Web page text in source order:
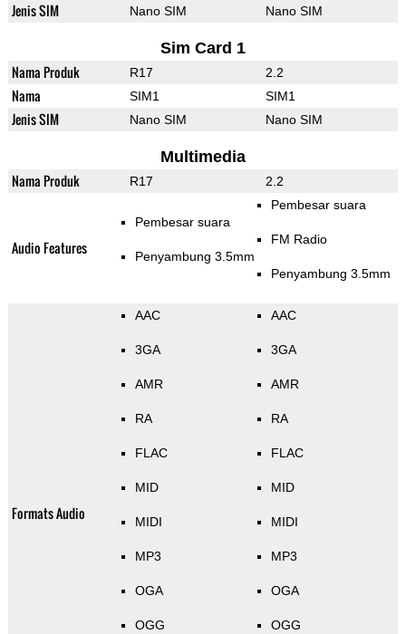
Jenis SIM Nano SIM Nano SIM
Sim Card 1
Nama Produk R17 2.2
Nama SIM1 SIM1
Jenis SIM Nano SIM Nano SIM
Multimedia
Nama Produk R17 2.2
Audio Features
Pembesar suara
Penyambung 3.5mm
Pembesar suara
FM Radio
Penyambung 3.5mm
Formats Audio
AAC
3GA
AMR
RA
FLAC
MID
MIDI
MP3
OGA
OGG
AAC
3GA
AMR
RA
FLAC
MID
MIDI
MP3
OGA
OGG